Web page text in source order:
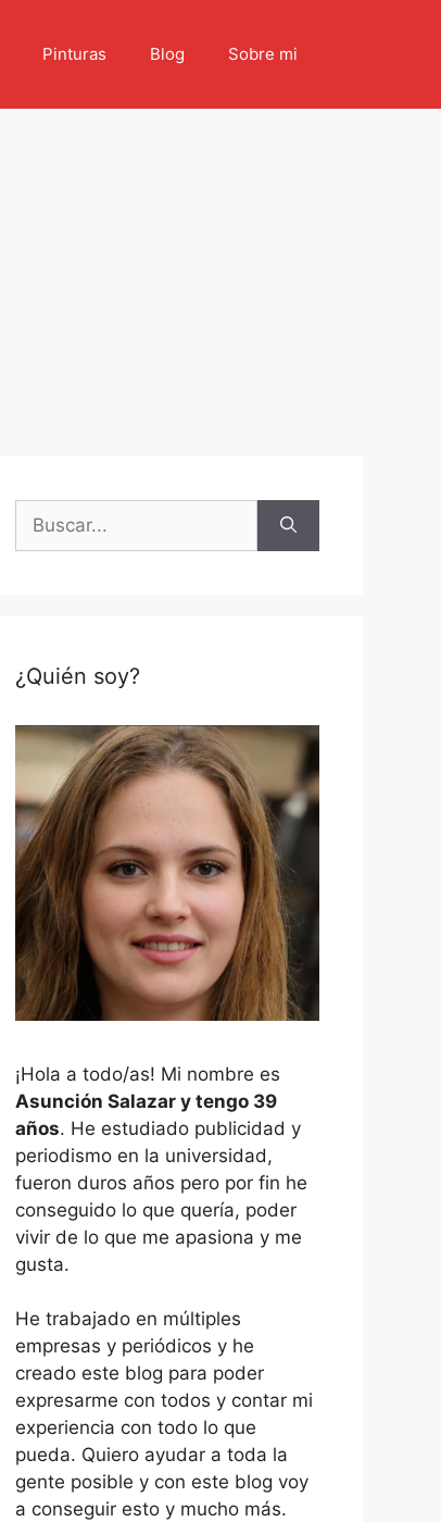
Pinturas Blog Sobre mi
Buscar:
¿Quién soy?
¡Hola a todo/as! Mi nombre es
Asunción Salazar y tengo 39
años. He estudiado publicidad y
periodismo en la universidad,
fueron duros años pero por fin he
conseguido lo que quería, poder
vivir de lo que me apasiona y me
gusta.
He trabajado en múltiples
empresas y periódicos y he
creado este blog para poder
expresarme con todos y contar mi
experiencia con todo lo que
pueda. Quiero ayudar a toda la
gente posible y con este blog voy
a conseguir esto y mucho más.